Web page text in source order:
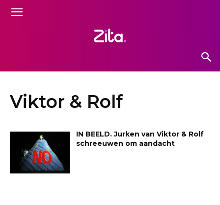
Viktor & Rolf
IN BEELD. Jurken van Viktor & Rolf
schreeuwen om aandacht